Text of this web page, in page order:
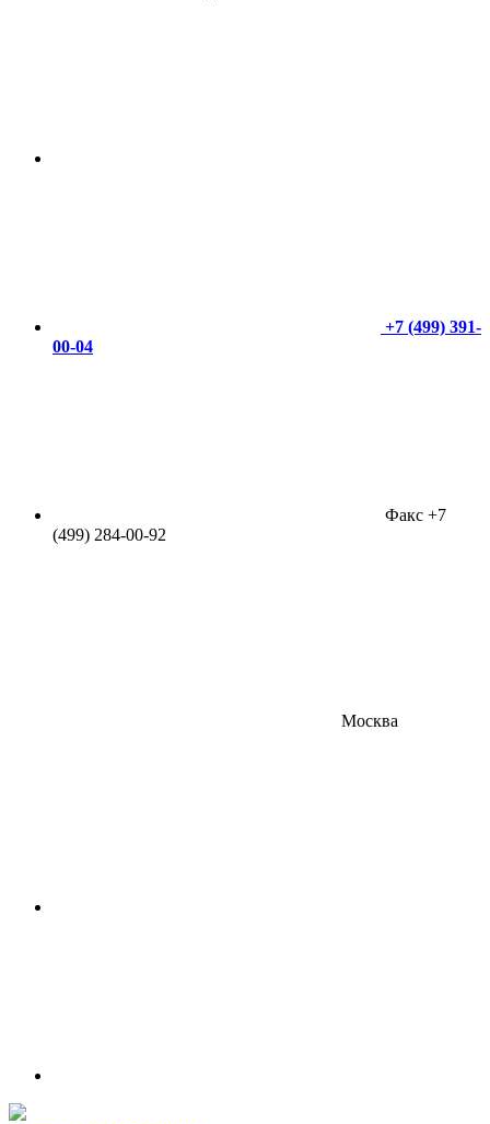
+7 (499) 391-
00-04
Факс +7
(499) 284-00-92
Москва